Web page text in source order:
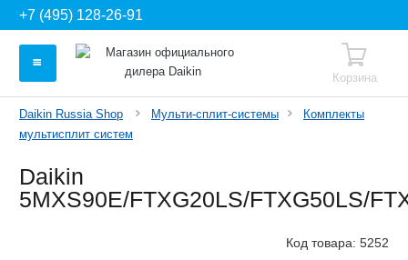
+7 (495) 128-26-91
Корзина
Daikin Russia Shop Мульти-сплит-системы
Комплекты
мультисплит систем
Daikin
5MXS90E/FTXG20LS/FTXG50LS/
Код товара: 5252